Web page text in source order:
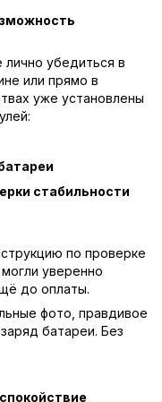
убедиться в
или прямо в
уже установлены
стабильности
по проверке
уверенно
до оплаты.
фото, правдивое
батареи. Без